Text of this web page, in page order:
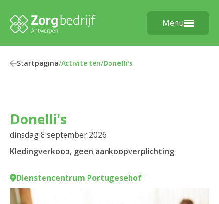
Menu
Startpagina/Activiteiten/Donelli's
Donelli's
dinsdag 8 september 2026
Kledingverkoop, geen aankoopverplichting
Dienstencentrum Portugesehof